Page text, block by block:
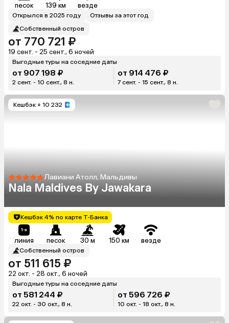
песок 139 км везде
Открылся в 2025 году
Отзывы за этот год
Собственный остров
от 770 721 ₽
19 сент. - 25 сент., 6 ночей
Выгодные туры на соседние даты
от 907 198 ₽
2 сент. - 10 сент., 8 н.
от 914 476 ₽
7 сент. - 15 сент., 8 н.
Кешбэк + 10 232
Лавиани Атолл, Мальдивы
Nala Maldives By Jawakara
Кешбэк 4% по карте Т-Банка
линия песок 30 м 150 км везде
Собственный остров
от 511 615 ₽
22 окт. - 28 окт., 6 ночей
Выгодные туры на соседние даты
от 581 244 ₽
22 окт. - 30 окт., 8 н.
от 596 726 ₽
10 окт. - 18 окт., 8 н.